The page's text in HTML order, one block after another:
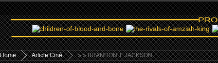
Home »
Article Ciné » BRANDON T. JACKSON